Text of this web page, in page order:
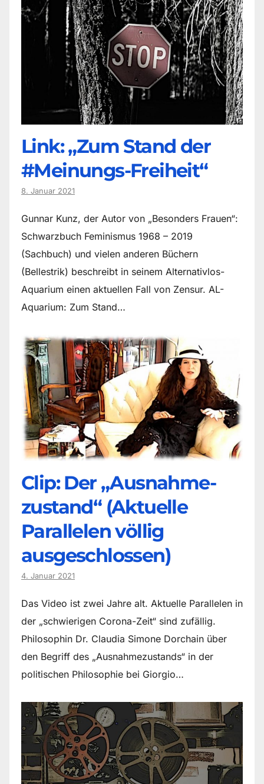
Link: „Zum Stand der
#Meinungs-Freiheit“
8. Januar 2021
Gunnar Kunz, der Autor von „Besonders Frauen“:
Schwarzbuch Feminismus 1968 – 2019
(Sachbuch) und vielen anderen Büchern
(Bellestrik) beschreibt in seinem Alternativlos-
Aquarium einen aktuellen Fall von Zensur. AL-
Aquarium: Zum Stand…
Clip: Der „Ausnahme-
zustand“ (Aktuelle
Parallelen völlig
ausgeschlossen)
4. Januar 2021
Das Video ist zwei Jahre alt. Aktuelle Parallelen in
der „schwierigen Corona-Zeit“ sind zufällig.
Philosophin Dr. Claudia Simone Dorchain über
den Begriff des „Ausnahmezustands“ in der
politischen Philosophie bei Giorgio…